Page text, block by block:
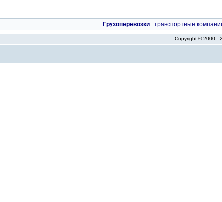
Грузоперевозки : транспортные
Copyright © 2000 -